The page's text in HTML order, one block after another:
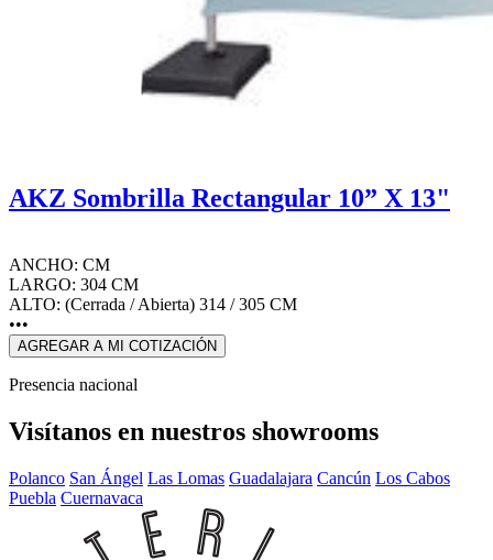
AKZ Sombrilla Rectangular 10” X 13"
ANCHO: CM
LARGO: 304 CM
ALTO: (Cerrada / Abierta) 314 / 305 CM
•••
AGREGAR A MI COTIZACIÓN
Presencia nacional
Visítanos en nuestros showrooms
Polanco San Ángel Las Lomas Guadalajara Cancún Los Cabos
Puebla Cuernavaca